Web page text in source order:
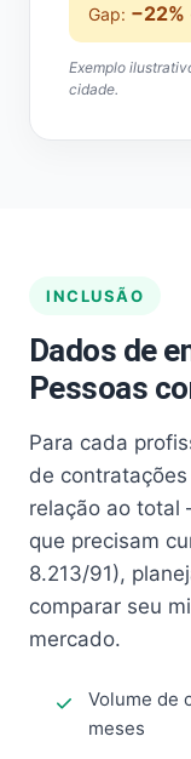
Gap: −22%
Exemplo
cidade.
INCLUSÃO
Dados de
Pessoas
Para cada
de
relação ao total
que precisam
8.213/91),
comparar seu
mercado.
Volume de
meses